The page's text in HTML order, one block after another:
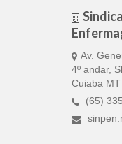
Av.
4º andar,
Cuiaba
(65)